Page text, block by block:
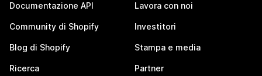
Documentazione API
Community di Shopify
Blog di Shopify
Ricerca
Lavora con noi
Investitori
Stampa e media
Partner